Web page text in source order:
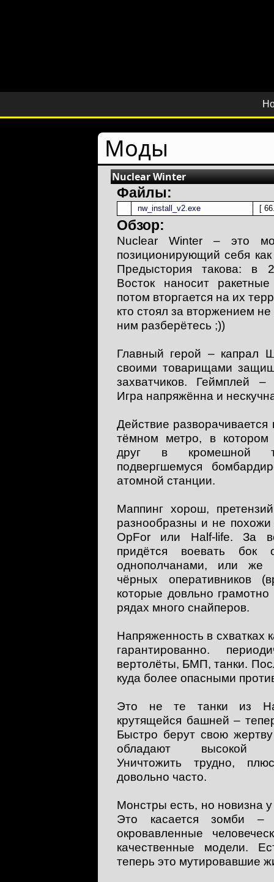
Моды
Nuclear Winter
Файлы:
nw_install_v2.exe [
Обзор:
Nuclear Winter – это
позиционирующий себя
Предыстория такова: в
Восток наносит
потом вторгается на их
кто стоял за вторжением
ним разберётесь ;))
Главный герой – капрал
своими товарищами
захватчиков. Геймплей
Игра напряжённа и
Действие
тёмном метро, в
друг в кромешной
подвергшемуся
атомной станции.
Маппинг хорош,
разнообразны и не
OpFor или Half-life. За
придётся воевать
однополчанами, или же
чёрных оперативников
которые довльно
рядах много снайперов.
Напряженность в схватках
гарантированно.
вертолёты, БМП, танки.
куда более опасными
Это не те танки из
крутящейся башней –
Быстро берут свою
обладают высокой
Уничтожить трудно,
довольно часто.
Монстры есть, но новизна
Это касается зомби
окровавленные
качественные модели.
теперь это мутировавшие